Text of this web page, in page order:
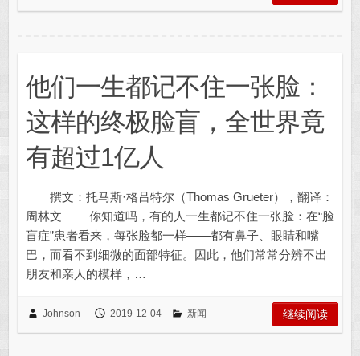
他们一生都记不住一张脸：
这样的终极脸盲，全世界竟
有超过1亿人
撰文：托马斯·格吕特尔（Thomas Grueter），翻译：
周林文 你知道吗，有的人一生都记不住一张脸：在“脸
盲症”患者看来，每张脸都一样——都有鼻子、眼睛和嘴
巴，而看不到细微的面部特征。因此，他们常常分辨不出
朋友和亲人的模样，…
Johnson 2019-12-04 新闻 继续阅读